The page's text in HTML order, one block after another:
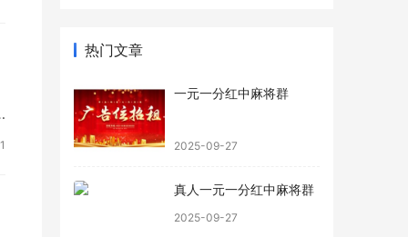
1
热门文章
一元一分红中麻将群
2025-09-27
真人一元一分红中麻将群
2025-09-27